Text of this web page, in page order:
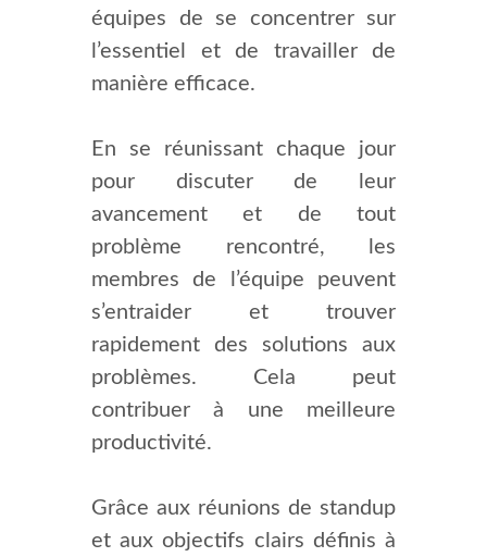
équipes de se concentrer sur
l’essentiel et de travailler de
manière efficace.
En se réunissant chaque jour
pour discuter de leur
avancement et de tout
problème rencontré, les
membres de l’équipe peuvent
s’entraider et trouver
rapidement des solutions aux
problèmes. Cela peut
contribuer à une meilleure
productivité.
Grâce aux réunions de standup
et aux objectifs clairs définis à